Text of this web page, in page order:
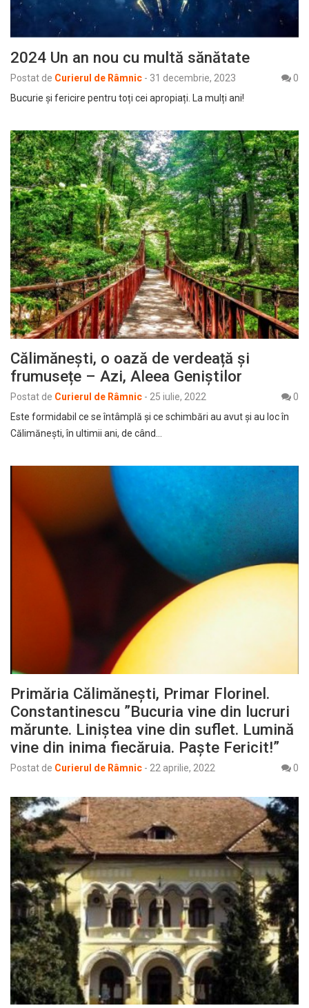
2024 Un an nou cu multă sănătate
Postat de Curierul de Râmnic - 31 decembrie, 2023
0
Bucurie și fericire pentru toți cei apropiați. La mulți ani!
Călimănești, o oază de verdeață și
frumusețe – Azi, Aleea Geniștilor
Postat de Curierul de Râmnic - 25 iulie, 2022
0
Este formidabil ce se întâmplă și ce schimbări au avut și au loc în
Călimănești, în ultimii ani, de când…
Primăria Călimănești, Primar Florinel.
Constantinescu ”Bucuria vine din lucruri
mărunte. Liniştea vine din suflet. Lumină
vine din inima fiecăruia. Paște Fericit!”
Postat de Curierul de Râmnic - 22 aprilie, 2022 0